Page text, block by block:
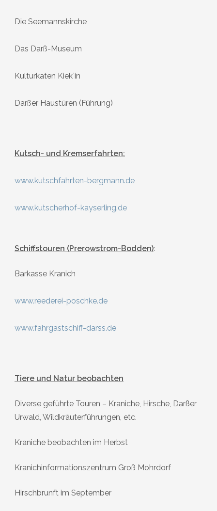
Die Seemannskirche
Das Darß-Museum
Kulturkaten Kiek`in
Darßer Haustüren (Führung)
Kutsch- und Kremserfahrten:
www.kutschfahrten-bergmann.de
www.kutscherhof-kayserling.de
Schiffstouren (Prerowstrom-Bodden):
Barkasse Kranich
www.reederei-poschke.de
www.fahrgastschiff-darss.de
Tiere und Natur beobachten
Diverse geführte Touren – Kraniche, Hirsche, Darßer
Urwald, Wildkräuterführungen, etc.
Kraniche beobachten im Herbst
Kranichinformationszentrum Groß Mohrdorf
Hirschbrunft im September